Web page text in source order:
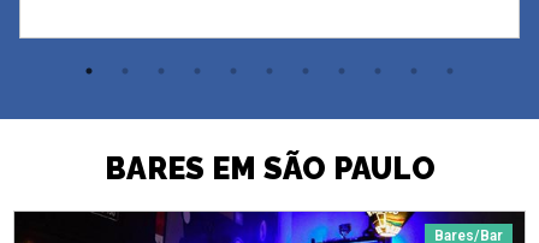
BARES EM SÃO PAULO
Bares/Bar